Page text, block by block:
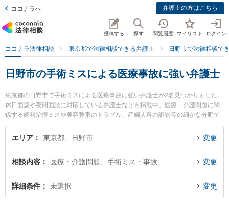
ココナラへ 弁護士の方はこちら
投稿する 探す 閲覧履歴 マイリスト ログイン
ココナラ法律相談 東京都で法律相談できる弁護士 日野市で法律相談で
日野市の手術ミスによる医療事故に強い弁護士
東京都の日野市で手術ミスによる医療事故に強い弁護士が2名見つかりました。
休日面談や夜間面談に対応している弁護士なども掲載中。医療・介護問題に関
係する歯科治療ミスや美容整形のトラブル、産婦人科の訴訟等の細かな分野で
の絞り込み検索もでき便利です。特に日野市民法律事務所の杉浦 悠弁護士や日
野市民法律事務所の山下 太郎弁護士のプロフィール情報や弁護士費用、強みな
トラブル解決の実績豊富な近くの弁護士を検索したい』『初回相談無料で手術
ミスによる医療事故を法律相談できる日野市内の弁護士に相談予約したい』な
どでお困りの相談者さんにおすすめです。
エリア 東京都、日野市 変更
相談内容 医療・介護問題、手術ミス・事故 変更
詳細条件 未選択 変更